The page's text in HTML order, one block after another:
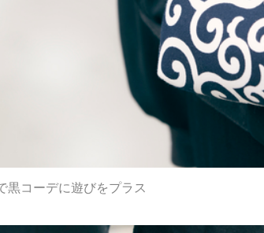
黒コーデに遊びをプラス